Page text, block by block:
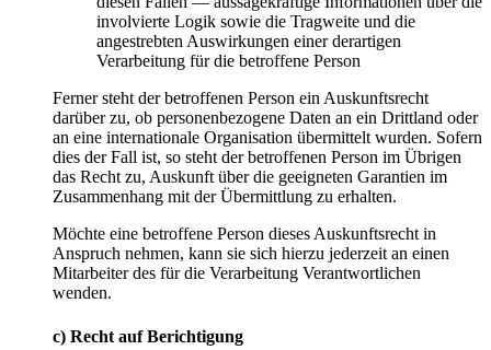
involvierte Logik sowie die Tragweite und die
angestrebten Auswirkungen einer derartigen
Verarbeitung für die betroffene Person
Ferner steht der betroffenen Person ein Auskunftsrecht
darüber zu, ob personenbezogene Daten an ein Drittland oder
an eine internationale Organisation übermittelt wurden. Sofern
dies der Fall ist, so steht der betroffenen Person im Übrigen
das Recht zu, Auskunft über die geeigneten Garantien im
Zusammenhang mit der Übermittlung zu erhalten.
Möchte eine betroffene Person dieses Auskunftsrecht in
Anspruch nehmen, kann sie sich hierzu jederzeit an einen
Mitarbeiter des für die Verarbeitung Verantwortlichen
wenden.
c) Recht auf Berichtigung